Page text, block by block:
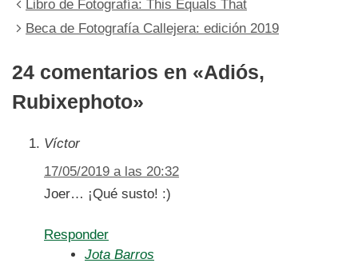
Libro de Fotografía: This Equals That
Beca de Fotografía Callejera: edición 2019
24 comentarios en «Adiós,
Rubixephoto»
Víctor
17/05/2019 a las 20:32
Joer… ¡Qué susto! :)
Responder
Jota Barros